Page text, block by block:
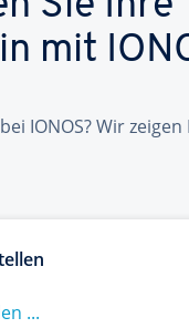
mit
IONOS? Wir
...